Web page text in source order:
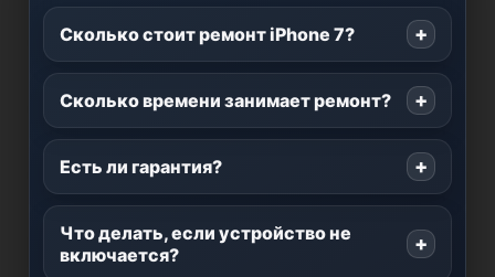
Сколько стоит ремонт iPhone 7?
Сколько времени занимает ремонт?
Есть ли гарантия?
Что делать, если устройство не
включается?